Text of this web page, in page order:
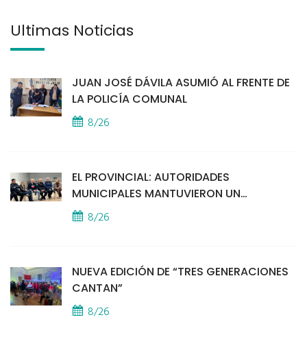
Últimas Noticias
JUAN JOSÉ DÁVILA ASUMIÓ AL FRENTE DE
LA POLICÍA COMUNAL
8/26
EL PROVINCIAL: AUTORIDADES
MUNICIPALES MANTUVIERON UN
ENCUENTRO CON VECINOS POR LA
SEGURIDAD
8/26
NUEVA EDICIÓN DE “TRES GENERACIONES
CANTAN”
8/26